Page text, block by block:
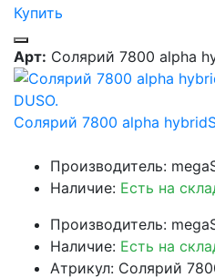
Купить
Арт: Солярий 7800 alpha
Солярий 7800 alpha
Производитель:
Наличие: Есть на
Производитель:
Наличие: Есть на
Атрикул: Солярий